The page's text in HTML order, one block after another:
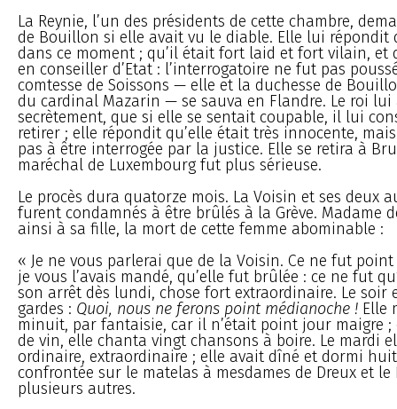
La Reynie, l’un des présidents de cette chambre,
de Bouillon si elle avait vu le diable. Elle lui répondit
dans ce moment ; qu’il était fort laid et fort vilain, et
en conseiller d’Etat : l’interrogatoire ne fut pas
comtesse de Soissons — elle et la duchesse de
du cardinal Mazarin — se sauva en Flandre. Le roi
secrètement, que si elle se sentait coupable, il lui
retirer ; elle répondit qu’elle était très innocente,
pas à être interrogée par la justice. Elle se retira à
maréchal de Luxembourg fut plus sérieuse.
Le procès dura quatorze mois. La Voisin et ses deux
furent condamnés à être brûlés à la Grève. Madame
ainsi à sa fille, la mort de cette femme abominable :
« Je ne vous parlerai que de la Voisin. Ce ne fut
je vous l’avais mandé, qu’elle fut brûlée : ce ne fut
son arrêt dès lundi, chose fort extraordinaire. Le soir
gardes : Quoi, nous ne ferons point médianoche ! Elle
minuit, par fantaisie, car il n’était point jour maigre
de vin, elle chanta vingt chansons à boire. Le mardi
ordinaire, extraordinaire ; elle avait dîné et dormi
confrontée sur le matelas à mesdames de Dreux et le
plusieurs autres.